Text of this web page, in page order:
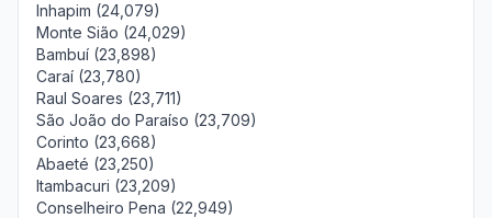
Inhapim (24,079)
Monte Sião (24,029)
Bambuí (23,898)
Caraí (23,780)
Raul Soares (23,711)
São João do Paraíso (23,709)
Corinto (23,668)
Abaeté (23,250)
Itambacuri (23,209)
Conselheiro Pena (22,949)